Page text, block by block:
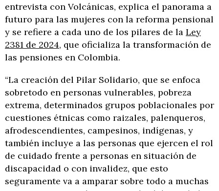
entrevista con Volcánicas, explica el panorama a
futuro para las mujeres con la reforma pensional
y se refiere a cada uno de los pilares de la Ley
2381 de 2024, que oficializa la transformación de
las pensiones en Colombia.
“La creación del Pilar Solidario, que se enfoca
sobretodo en personas vulnerables, pobreza
extrema, determinados grupos poblacionales por
cuestiones étnicas como raizales, palenqueros,
afrodescendientes, campesinos, indígenas, y
también incluye a las personas que ejercen el rol
de cuidado frente a personas en situación de
discapacidad o con invalidez, que esto
seguramente va a amparar sobre todo a muchas